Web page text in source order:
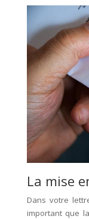
La mise
Dans votre
important que